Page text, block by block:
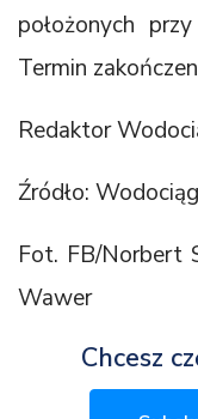
położonych
Termin
Redaktor
Źródło:
Fot. FB/Norbert
Wawer
Chcesz